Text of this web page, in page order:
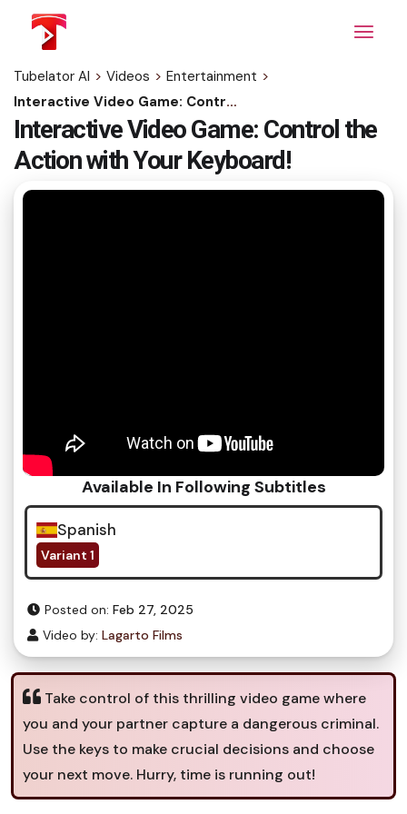
content
Tubelator AI > Videos > Entertainment >
Interactive Video Game: Control the Action with Your Keyboard!
Interactive Video Game: Control the
Action with Your Keyboard!
Available In Following Subtitles
Spanish
Variant 1
Posted on: Feb 27, 2025
Video by: Lagarto Films
Take control of this thrilling video game where
you and your partner capture a dangerous criminal.
Use the keys to make crucial decisions and choose
your next move. Hurry, time is running out!